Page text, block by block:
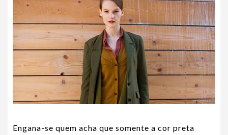
Engana-se quem acha que somente a cor preta